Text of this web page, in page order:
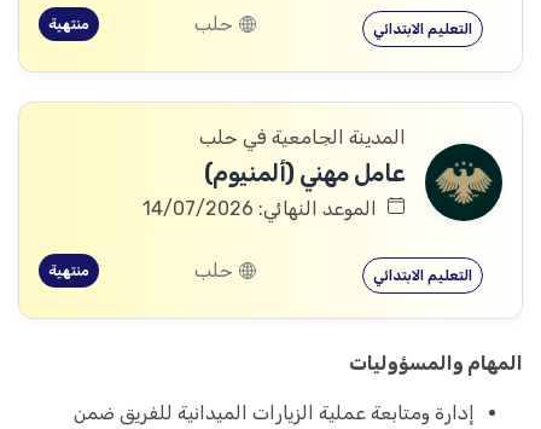
التعليم الابتدائي حلب منتهية
المدينة الجامعية في حلب
عامل مهني (ألمنيوم)
الموعد النهائي: 14/07/2026
التعليم الابتدائي حلب منتهية
المهام والمسؤوليات
إدارة ومتابعة عملية الزيارات الميدانية للفريق ضمن